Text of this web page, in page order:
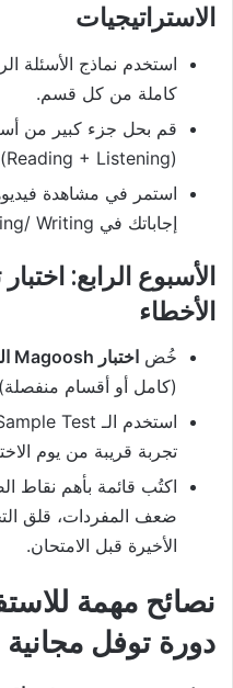
الاستراتيجيات
كاملة من كل قسم.
(Reading + Listening).
إجاباتك في Speaking/ Writing.
الأسبوع الرابع:
الأخطاء
خُض اختبار Magoosh التجريبي المجاني
(كامل أو أقسام
تجربة قريبة من يوم
اكتُب قائمة بأهم نقاط
ضعف المفردات، قلق
الأخيرة قبل الامتحان.
نصائح مهمة
دورة توفل مجانية